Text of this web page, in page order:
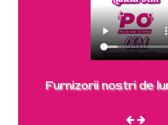
Furnizorii nostri de